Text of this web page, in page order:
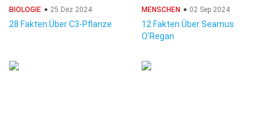
BIOLOGIE 25 Dez 2024
28 Fakten Über C3-Pflanze
MENSCHEN 02 Sep 2024
12 Fakten Über Seamus
O'Regan